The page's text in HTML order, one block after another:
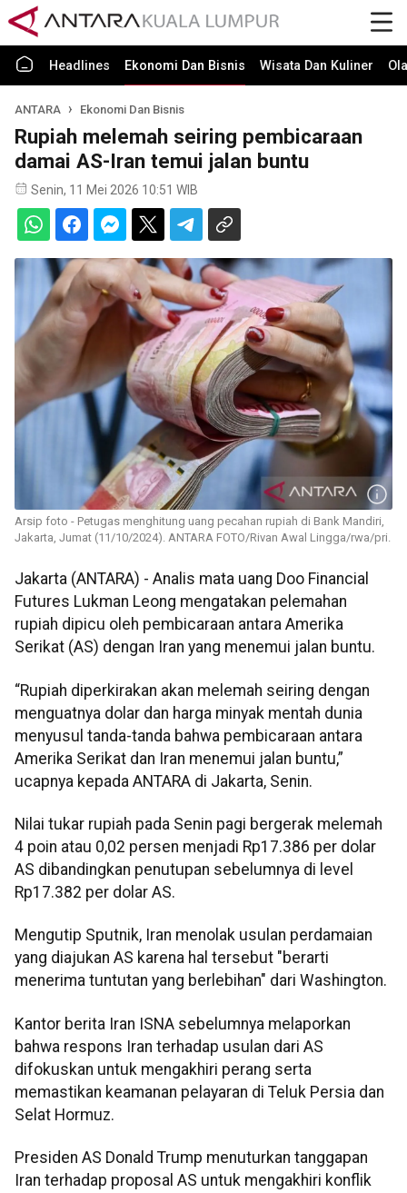
Headlines Ekonomi Dan Bisnis Wisata Dan Kuliner
ANTARA Ekonomi Dan Bisnis
Rupiah melemah seiring pembicaraan
damai AS-Iran temui jalan buntu
Senin, 11 Mei 2026 10:51 WIB
Arsip foto - Petugas menghitung uang pecahan rupiah di Bank Mandiri,
Jakarta, Jumat (11/10/2024). ANTARA FOTO/Rivan Awal Lingga/rwa/pri.
Jakarta (ANTARA) - Analis mata uang Doo Financial
Futures Lukman Leong mengatakan pelemahan
rupiah dipicu oleh pembicaraan antara Amerika
Serikat (AS) dengan Iran yang menemui jalan buntu.
“Rupiah diperkirakan akan melemah seiring dengan
menguatnya dolar dan harga minyak mentah dunia
menyusul tanda-tanda bahwa pembicaraan antara
Amerika Serikat dan Iran menemui jalan buntu,”
ucapnya kepada ANTARA di Jakarta, Senin.
Nilai tukar rupiah pada Senin pagi bergerak melemah
4 poin atau 0,02 persen menjadi Rp17.386 per dolar
AS dibandingkan penutupan sebelumnya di level
Rp17.382 per dolar AS.
Mengutip Sputnik, Iran menolak usulan perdamaian
yang diajukan AS karena hal tersebut "berarti
menerima tuntutan yang berlebihan" dari Washington.
Kantor berita Iran ISNA sebelumnya melaporkan
bahwa respons Iran terhadap usulan dari AS
difokuskan untuk mengakhiri perang serta
memastikan keamanan pelayaran di Teluk Persia dan
Selat Hormuz.
Presiden AS Donald Trump menuturkan tanggapan
Iran terhadap proposal AS untuk mengakhiri konflik